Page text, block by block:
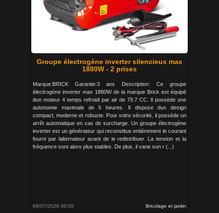
Groupe électrogène inverter silencieux max
1880W - 2 prises
Marque:BRICK Garantie:3 ans Description: Ce groupe
électrogène inverter max 1880W de la marque Brick est équipé
dun moteur 4 temps refroidi par air de 79.7 CC. Il possède une
autonomie maximale de 5 heures. Il dispose dun design
compact, moderne et robuste. Pour votre sécurité, il possède un
arrêt automatique en cas de surcharge. Un groupe électrogène
inverter est un générateur qui reconstitue entièrement le courant
fourni par lalternateur avant de le redistribuer. La tension et la
fréquence sont alors plus stables. De plus, il varie son r (...)
06/07/2026 00:00 Bricolage et jardin